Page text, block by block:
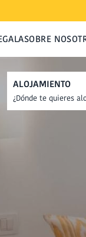
SOBRE
ALOJAMIENTO